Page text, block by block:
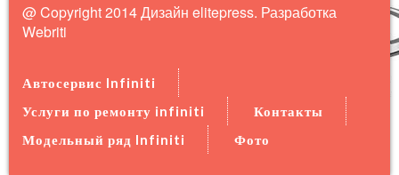
@ Copyright 2014 Дизайн elitepress. Разработка
Webriti
Автосервис Infiniti
Услуги по ремонту infiniti
Контакты
Модельный ряд Infiniti
Фото